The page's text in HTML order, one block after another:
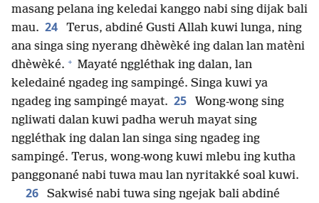
masang pelana ing keledai kanggo nabi sing dijak bali
mau. 24
Terus, abdiné Gusti Allah kuwi lunga, ning
ana singa sing nyerang dhèwèké ing dalan lan matèni
dhèwèké. + Mayaté nggléthak ing dalan, lan
keledainé ngadeg ing sampingé. Singa kuwi ya
ngadeg ing sampingé mayat. 25
Wong-wong sing
ngliwati dalan kuwi padha weruh mayat sing
nggléthak ing dalan lan singa sing ngadeg ing
sampingé. Terus, wong-wong kuwi mlebu ing kutha
panggonané nabi tuwa mau lan nyritakké soal kuwi.
26
Sakwisé nabi tuwa sing ngejak bali abdiné